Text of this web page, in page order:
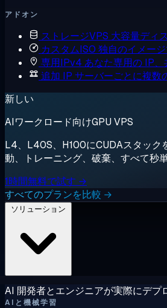
アドオン
ストレージVPS 大容量ディ
カスタムISO 独自のイメー
専用IPv4 あなた専用の IP、
追加 IP サーバーごとに複数
新しい
AIワークロード向けGPU VPS
L4、L40S、H100にCUDAスタック
動、トレーニング、破棄、すべて秒単
1時間無料で試す →
すべてのプランを比較 →
AI 開発者とエンジニアが実際にデプ
AIと機械学習